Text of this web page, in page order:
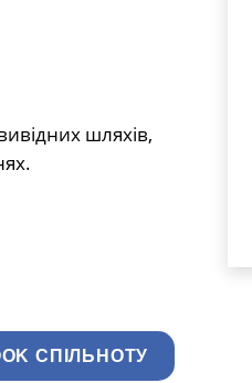
шляхів,
СПІЛЬНОТУ